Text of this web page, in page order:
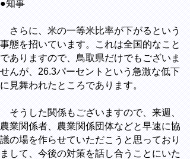
●知事
さらに、米の一等米比率が下がるという
事態を招いています。これは全国的なこと
でありますので、鳥取県だけでもございま
せんが、26.3パーセントという急激な低下
に見舞われたところであります。
そうした関係もございますので、来週、
農業関係者、農業関係団体などと早速に協
議の場を作らせていただこうと思っており
まして、今後の対策を話し合うことにいた